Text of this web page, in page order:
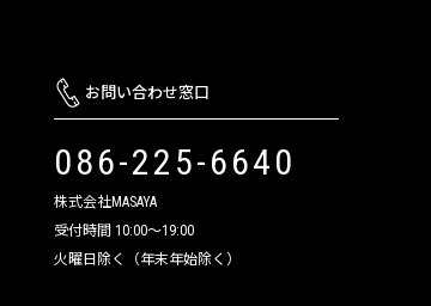
お問い合わせ窓口
086-225-6640
株式会社MASAYA
受付時間 10:00～19:00
火曜日除く（年末年始除く）